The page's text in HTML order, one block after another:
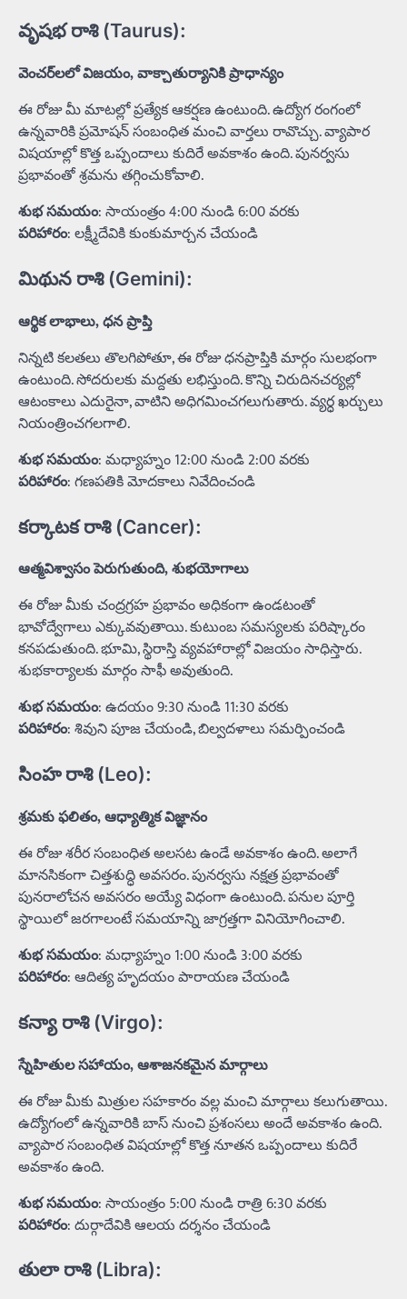
వృషభ రాశి (Taurus):
వెంచర్‌లలో విజయం, వాక్చాతుర్యానికి ప్రాధాన్యం
ఈ రోజు మీ మాటల్లో ప్రత్యేక ఆకర్షణ ఉంటుంది. ఉద్యోగ రంగంలో
ఉన్నవారికి ప్రమోషన్ సంబంధిత మంచి వార్తలు రావొచ్చు. వ్యాపార
విషయాల్లో కొత్త ఒప్పందాలు కుదిరే అవకాశం ఉంది. పునర్వసు
ప్రభావంతో శ్రమను తగ్గించుకోవాలి.
శుభ సమయం: సాయంత్రం 4:00 నుండి 6:00 వరకు
పరిహారం: లక్ష్మీదేవికి కుంకుమార్చన చేయండి
మిథున రాశి (Gemini):
ఆర్థిక లాభాలు, ధన ప్రాప్తి
నిన్నటి కలతలు తొలగిపోతూ, ఈ రోజు ధనప్రాప్తికి మార్గం సులభంగా
ఉంటుంది. సోదరులకు మద్దతు లభిస్తుంది. కొన్ని చిరుదినచర్యల్లో
ఆటంకాలు ఎదురైనా, వాటిని అధిగమించగలుగుతారు. వ్యర్ధ ఖర్చులు
నియంత్రించగలగాలి.
శుభ సమయం: మధ్యాహ్నం 12:00 నుండి 2:00 వరకు
పరిహారం: గణపతికి మోదకాలు నివేదించండి
కర్కాటక రాశి (Cancer):
ఆత్మవిశ్వాసం పెరుగుతుంది, శుభయోగాలు
ఈ రోజు మీకు చంద్రగ్రహ ప్రభావం అధికంగా ఉండటంతో
భావోద్వేగాలు ఎక్కువవుతాయి. కుటుంబ సమస్యలకు పరిష్కారం
కనపడుతుంది. భూమి, స్థిరాస్తి వ్యవహారాల్లో విజయం సాధిస్తారు.
శుభకార్యాలకు మార్గం సాఫీ అవుతుంది.
శుభ సమయం: ఉదయం 9:30 నుండి 11:30 వరకు
పరిహారం: శివుని పూజ చేయండి, బిల్వదళాలు సమర్పించండి
సింహ రాశి (Leo):
శ్రమకు ఫలితం, ఆధ్యాత్మిక విజ్ఞానం
ఈ రోజు శరీర సంబంధిత అలసట ఉండే అవకాశం ఉంది. అలాగే
మానసికంగా చిత్తశుద్ధి అవసరం. పునర్వసు నక్షత్ర ప్రభావంతో
పునరాలోచన అవసరం అయ్యే విధంగా ఉంటుంది. పనుల పూర్తి
స్థాయిలో జరగాలంటే సమయాన్ని జాగ్రత్తగా వినియోగించాలి.
శుభ సమయం: మధ్యాహ్నం 1:00 నుండి 3:00 వరకు
పరిహారం: ఆదిత్య హృదయం పారాయణ చేయండి
కన్యా రాశి (Virgo):
స్నేహితుల సహాయం, ఆశాజనకమైన మార్గాలు
ఈ రోజు మీకు మిత్రుల సహకారం వల్ల మంచి మార్గాలు కలుగుతాయి.
ఉద్యోగంలో ఉన్నవారికి బాస్ నుంచి ప్రశంసలు అందే అవకాశం ఉంది.
వ్యాపార సంబంధిత విషయాల్లో కొత్త నూతన ఒప్పందాలు కుదిరే
అవకాశం ఉంది.
శుభ సమయం: సాయంత్రం 5:00 నుండి రాత్రి 6:30 వరకు
పరిహారం: దుర్గాదేవికి ఆలయ దర్శనం చేయండి
తులా రాశి (Libra):